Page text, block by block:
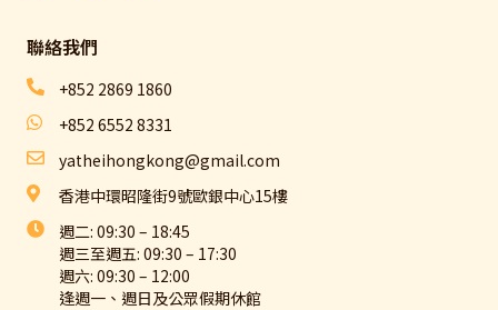
聯絡我們​
+852 2869 1860
+852 6552 8331
yatheihongkong@gmail.com
香港中環昭隆街9號歐銀中心15樓
週二: 09:30 – 18:45
週三至週五: 09:30 – 17:30
週六: 09:30 – 12:00
逢週一、週日及公眾假期休館